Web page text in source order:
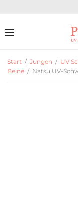
Start / Jungen / UV
Beine / Natsu UV-